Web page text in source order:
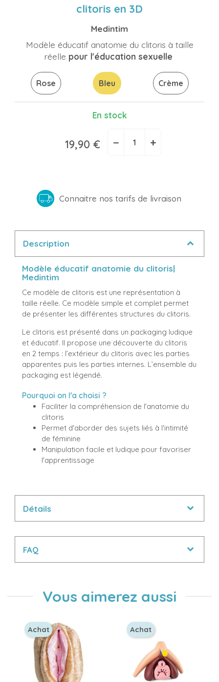
clitoris en 3D
Medintim
Modèle éducatif anatomie du clitoris à taille
réelle pour l'éducation sexuelle
Rose Bleu Crème
En stock
19,90 € − +
Connaitre nos tarifs de livraison
Description
Modèle éducatif anatomie du clitoris|
Medintim
Ce modèle de clitoris est une représentation à
taille réelle. Ce modèle simple et complet permet
de présenter les différentes structures du clitoris.
Le clitoris est présenté dans un packaging ludique
et éducatif. Il propose une découverte du clitoris
en 2 temps : l’extérieur du clitoris avec les parties
apparentes puis les parties internes. L’ensemble du
packaging est légendé.
Pourquoi on l'a choisi ?
Faciliter la compréhension de l'anatomie du
clitoris
Permet d'aborder des sujets liés à l'intimité
de féminine
Manipulation facile et ludique pour favoriser
l'apprentissage
Détails
FAQ
Vous aimerez aussi
Achat Achat